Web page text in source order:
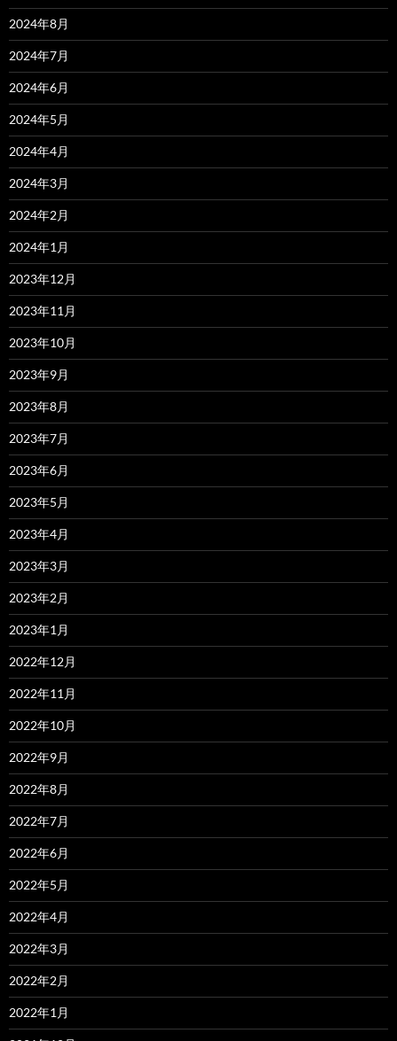
2024年8月
2024年7月
2024年6月
2024年5月
2024年4月
2024年3月
2024年2月
2024年1月
2023年12月
2023年11月
2023年10月
2023年9月
2023年8月
2023年7月
2023年6月
2023年5月
2023年4月
2023年3月
2023年2月
2023年1月
2022年12月
2022年11月
2022年10月
2022年9月
2022年8月
2022年7月
2022年6月
2022年5月
2022年4月
2022年3月
2022年2月
2022年1月